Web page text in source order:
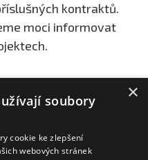
kontraktů.
moci informovat
×
soubory
cookie ke zlepšení
webových stránek